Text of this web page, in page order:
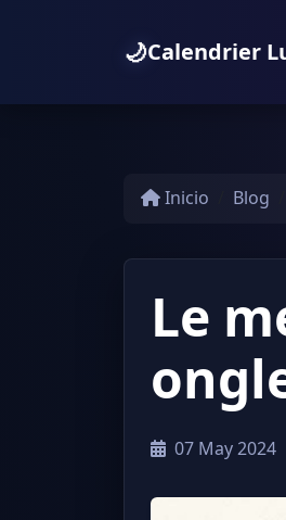
🌙Calendrier
Inicio Blog
Le
07 May 2024